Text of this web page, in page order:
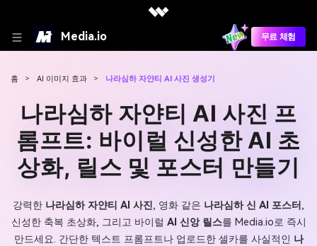
Media.io 무료 체험
홈 > AI 이미지 효과 > 나라심하 자얀티 AI 사진 생성기
나라심하 자얀티 AI 사진 프
롬프트: 바이럴 신성한 AI 초
상화, 릴스 및 포스터 만들기
강력한 나라심하 자얀티 AI 사진, 영화 같은 나라심하 신 AI 포스터 ,
신성한 축복 초상화, 그리고 바이럴 AI 신앙 릴스를 Media.io로 즉시
만드세요. 간단한 텍스트 프롬프트나 업로드한 셀카를 사실적인 나